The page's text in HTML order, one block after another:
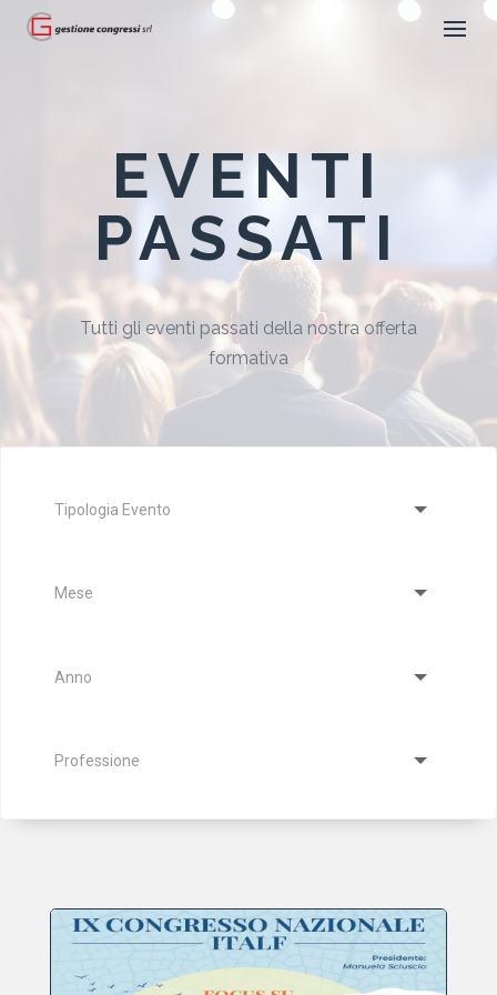
EVENTI
PASSATI
Tutti gli eventi passati della nostra offerta
formativa